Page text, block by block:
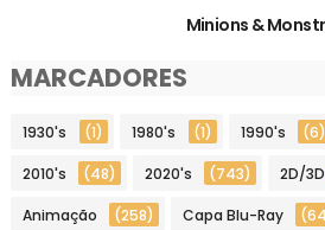
Minions &
MARCADORES
1930's (1) 1980's (1) 1990's (6)
2010's (48) 2020's (743) 2D/3D
Animação (258) Capa Blu-Ray